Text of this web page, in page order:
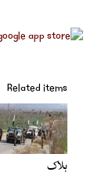
Related items
ہلاک